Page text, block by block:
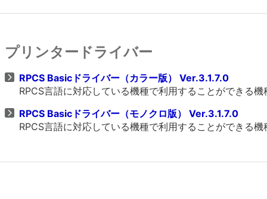
プリンタードライバー
RPCS Basicドライバー（カラー版） Ver.3.1.7.0
RPCS言語に対応している機種で利用することができる
RPCS Basicドライバー（モノクロ版） Ver.3.1.7.0
RPCS言語に対応している機種で利用することができる